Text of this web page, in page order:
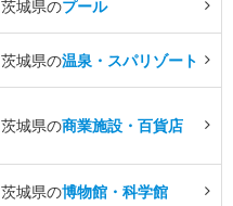
茨城県のプール
茨城県の温泉・スパリゾート
茨城県の商業施設・百貨店
茨城県の博物館・科学館